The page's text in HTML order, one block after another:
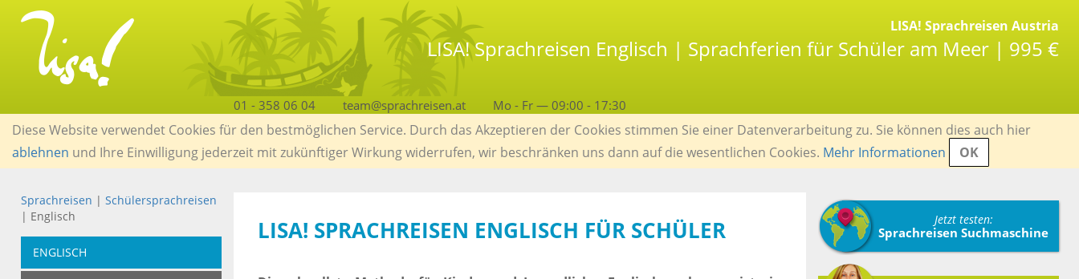
LISA! Sprachreisen Austria
LISA! Sprachreisen Englisch | Sprachferien für Schüler am Meer | 995 €
01 - 358 06 04 team@sprachreisen.at Mo - Fr — 09:00 - 17:30
Diese Website verwendet Cookies für den bestmöglichen Service. Durch das Akzeptieren der Cookies stimmen Sie einer Datenverarbeitung zu. Sie können dies auch hier
ablehnen und Ihre Einwilligung jederzeit mit zukünftiger Wirkung widerrufen, wir beschränken uns dann auf die wesentlichen Cookies. Mehr Informationen OK
Sprachreisen | Schülersprachreisen
| Englisch
ENGLISCH
LISA! SPRACHREISEN ENGLISCH FÜR SCHÜLER Jetzt testen:
Sprachreisen Suchmaschine